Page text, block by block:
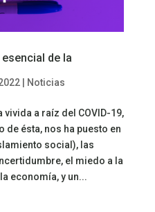
de la
| Noticias
a raíz del COVID-19,
de ésta, nos ha puesto en
social), las
el miedo a la
economía, y un...